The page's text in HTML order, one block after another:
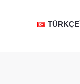
TÜRKÇE